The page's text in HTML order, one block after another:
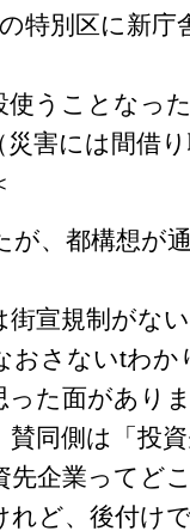
特別区に新
使うことなっ
害には間借
が、都構想が
宣規制がな
おさないtわか
た面があり
同側は「投
先企業ってど
れど、後付け